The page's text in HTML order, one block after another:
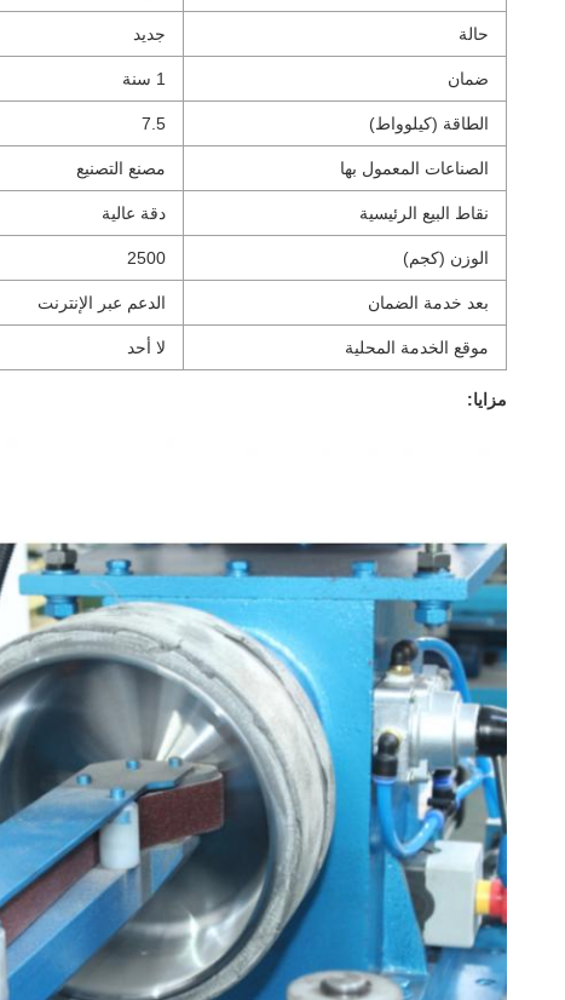
حالة جديد
ضمان 1 سنة
الطاقة (كيلوواط) 7.5
الصناعات المعمول بها مصنع التصنيع
نقاط البيع الرئيسية دقة عالية
الوزن (كجم) 2500
بعد خدمة الضمان الدعم عبر الإنترنت
موقع الخدمة المحلية لا أحد
مزايا: